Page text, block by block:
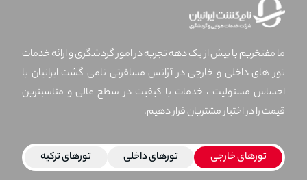
ما مفتخریم با بیش از یک دهه تجربه در امور گردشگری و ارائه خدمات
تور های داخلی و خارجی در آژانس مسافرتی نامی گشت ایرانیان با
احساس مسئولیت ، خدمات با کیفیت در سطح عالی و مناسبترین
قیمت را در اختیار مشتریان قرار دهیم.
تورهای خارجی تورهای داخلی
تورهای ترکیه